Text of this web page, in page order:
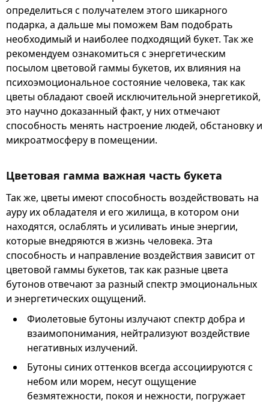
определиться с получателем этого шикарного
подарка, а дальше мы поможем Вам подобрать
необходимый и наиболее подходящий букет. Так же
рекомендуем ознакомиться с энергетическим
посылом цветовой гаммы букетов, их влияния на
психоэмоциональное состояние человека, так как
цветы обладают своей исключительной энергетикой,
это научно доказанный факт, у них отмечают
способность менять настроение людей, обстановку и
микроатмосферу в помещении.
Цветовая гамма важная часть букета
Так же, цветы имеют способность воздействовать на
ауру их обладателя и его жилища, в котором они
находятся, ослаблять и усиливать иные энергии,
которые внедряются в жизнь человека. Эта
способность и направление воздействия зависит от
цветовой гаммы букетов, так как разные цвета
бутонов отвечают за разный спектр эмоциональных
и энергетических ощущений.
Фиолетовые бутоны излучают спектр добра и
взаимопонимания, нейтрализуют воздействие
негативных излучений.
Бутоны синих оттенков всегда ассоциируются с
небом или морем, несут ощущение
безмятежности, покоя и нежности, погружает